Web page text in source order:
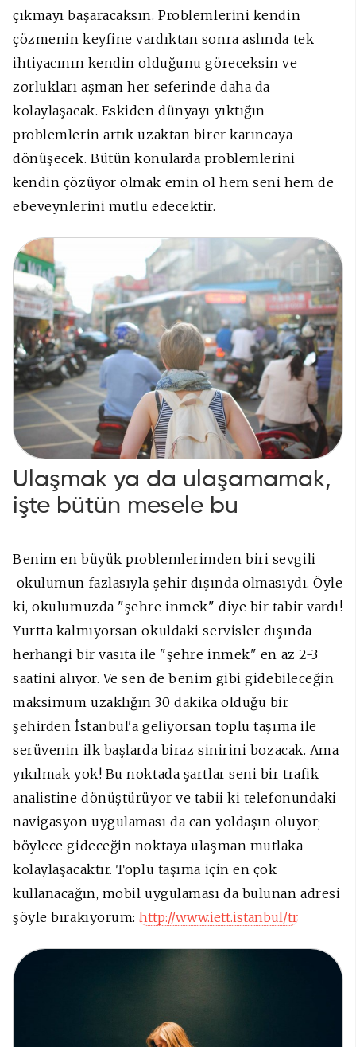
çıkmayı başaracaksın. Problemlerini kendin
çözmenin keyfine vardıktan sonra aslında tek
ihtiyacının kendin olduğunu göreceksin ve
zorlukları aşman her seferinde daha da
kolaylaşacak. Eskiden dünyayı yıktığın
problemlerin artık uzaktan birer karıncaya
dönüşecek. Bütün konularda problemlerini
kendin çözüyor olmak emin ol hem seni hem de
ebeveynlerini mutlu edecektir.
Ulaşmak ya da ulaşamamak,
işte bütün mesele bu
Benim en büyük problemlerimden biri sevgili
okulumun fazlasıyla şehir dışında olmasıydı. Öyle
ki, okulumuzda "şehre inmek" diye bir tabir vardı!
Yurtta kalmıyorsan okuldaki servisler dışında
herhangi bir vasıta ile "şehre inmek" en az 2-3
saatini alıyor. Ve sen de benim gibi gidebileceğin
maksimum uzaklığın 30 dakika olduğu bir
şehirden İstanbul'a geliyorsan toplu taşıma ile
serüvenin ilk başlarda biraz sinirini bozacak. Ama
yıkılmak yok! Bu noktada şartlar seni bir trafik
analistine dönüştürüyor ve tabii ki telefonundaki
navigasyon uygulaması da can yoldaşın oluyor;
böylece gideceğin noktaya ulaşman mutlaka
kolaylaşacaktır. Toplu taşıma için en çok
kullanacağın, mobil uygulaması da bulunan adresi
şöyle bırakıyorum:http://www.iett.istanbul/tr